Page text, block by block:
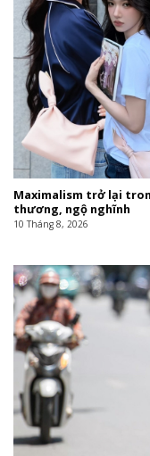
Maximalism trở lại
thương, ngộ nghĩnh
10 Tháng 8, 2026